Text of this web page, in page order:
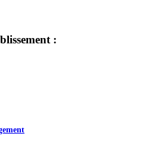
: